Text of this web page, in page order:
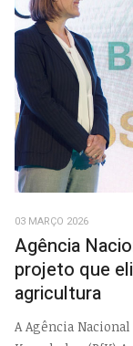
03 MARÇO 2026
Agência
projeto que
agricultura
A Agência